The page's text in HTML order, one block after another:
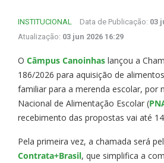
INSTITUCIONAL Data de Publicação: 03
Atualização: 03 jun 2026 16:29
O Câmpus Canoinhas lançou a
186/2026 para aquisição de
familiar para a merenda escolar, por
Nacional de Alimentação Escolar (
recebimento das propostas vai até
Pela primeira vez, a chamada será
Contrata+Brasil, que simplifica a